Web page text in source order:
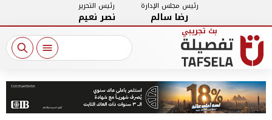
رئيس مجلس الإدارة
رضا سالم
رئيس التحرير
نصر نعيم